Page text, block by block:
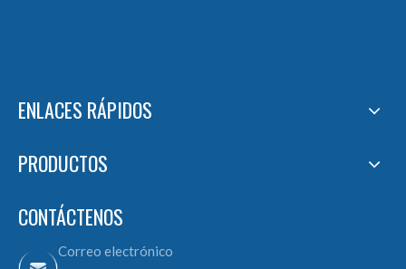
ENLACES RÁPIDOS
PRODUCTOS
CONTÁCTENOS
Correo electrónico